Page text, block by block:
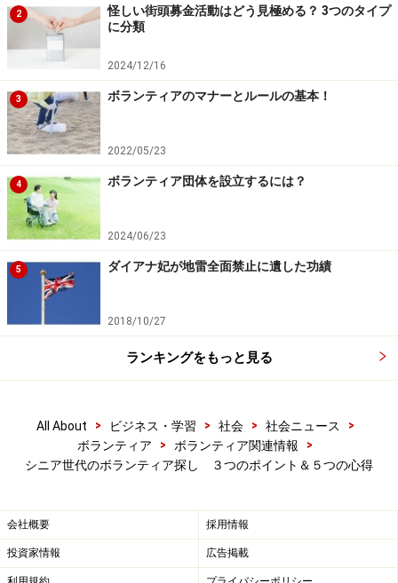
合ったなんていう体験でもOK。それがあなたのボランテ
ィアの原体験と考え、そのときの満ち足りた気持ちをも
う一度思い出してみてください。その延長線上にある
「何か」と出会えるかもしれません。
ポイント３「やってみたかったけど、でき
なかったこと」をボランティアで実現する
モンゴルの子どもたちに囲碁を教えるシニア海外ボランテ
ィア。長く続けてきた趣味や特技を持っている人も即戦力
だ。写真提供：今村健志朗／JICA
シニア世代にとってのボランティアは、新たなる可能性
を探す「自分探し」の場でもあります。「どんなボラン
い、自分自身を深く見つめる作業が必要なのです。就
職、結婚、子どもの誕生・入学・卒業、昇進、退職など
人生の節目を起点にしながら、自分の歩いてきた道をふ
いわば自分史です。節目、節目で、家族や夫婦関係は良
好だったか、友人や同僚とはうまくいっていたか、健康
2
怪しい街頭募金活動はどう見極める？ 3つのタイプ
に分類
2024/12/16
3 ボランティアのマナーとルールの基本！
2022/05/23
4 ボランティア団体を設立するには？
2024/06/23
5 ダイアナ妃が地雷全面禁止に遺した功績
2018/10/27
ランキングをもっと見る
All About > ビジネス・学習 > 社会 > 社会ニュース
>
ボランティア
> ボランティア関連情報
>
シニア世代のボランティア探し ３つのポイント＆５つの心得
会社概要 採用情報
投資家情報 広告掲載